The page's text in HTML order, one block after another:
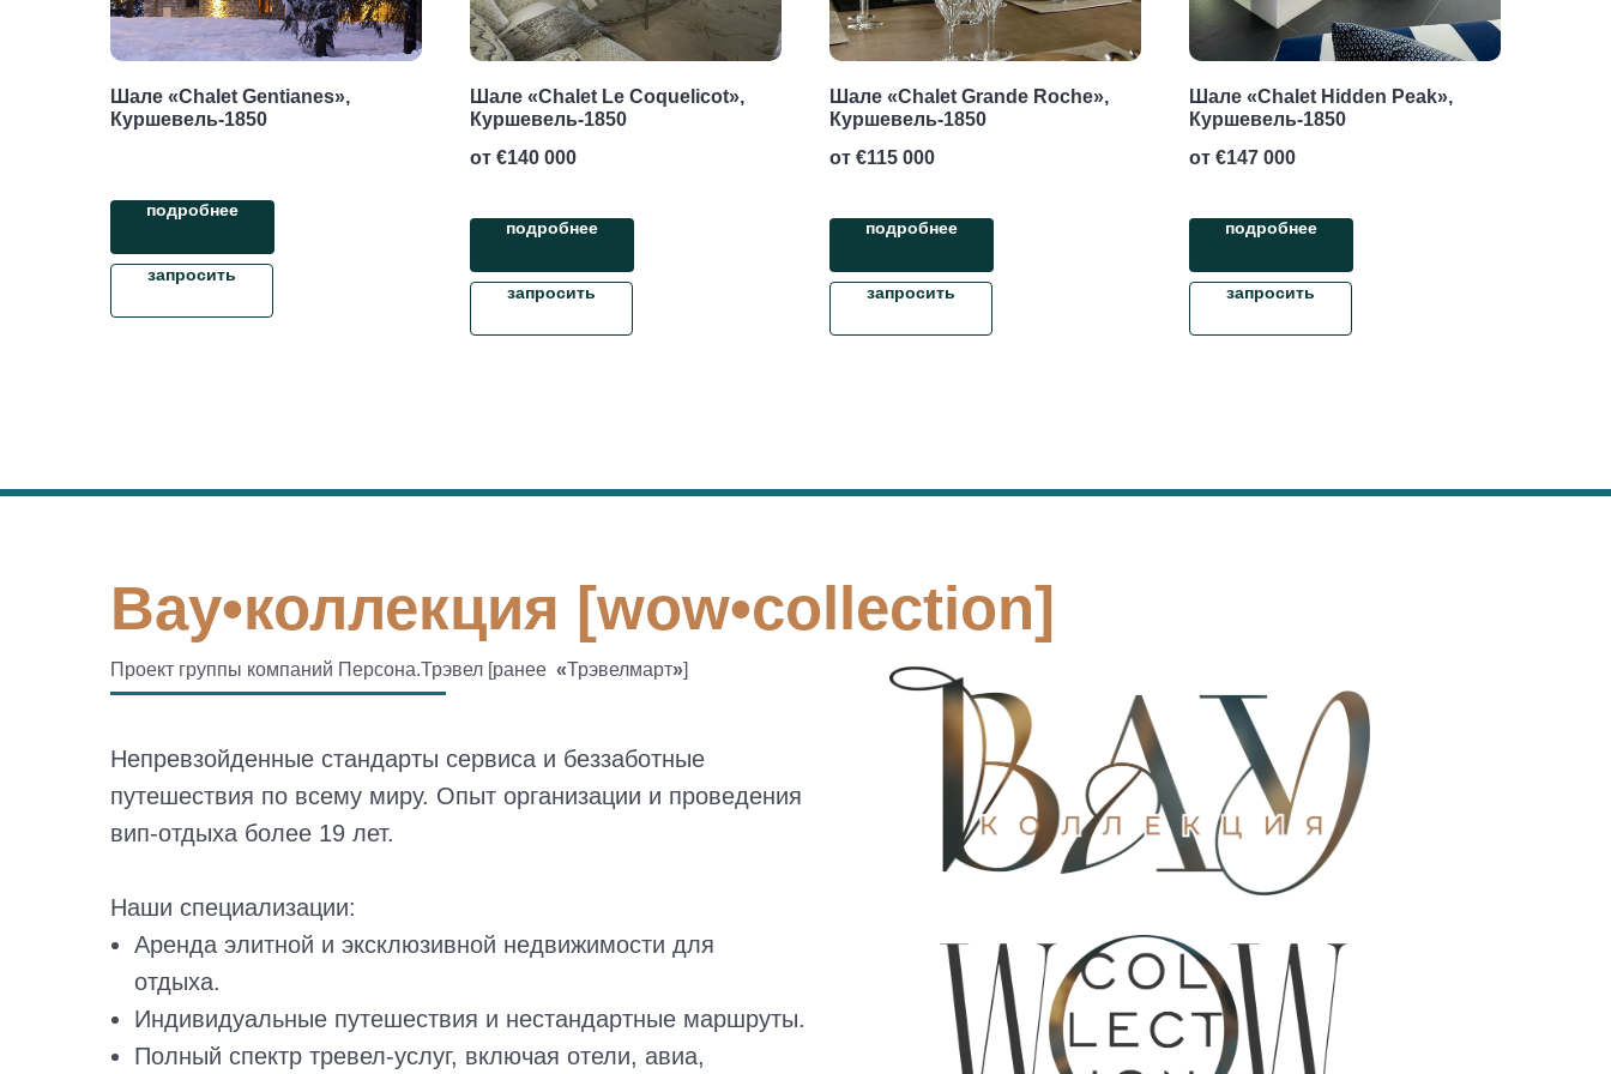
Шале «Chalet Gentianes»,
Куршевель-1850
подробнее
запросить
Шале «Chalet Le Coquelicot»,
Куршевель-1850
от €140 000
подробнее
запросить
Шале «Chalet Grande Roche»,
Куршевель-1850
от €115 000
подробнее
запросить
Шале «Chalet Hidden Peak»,
Куршевель-1850
от €147 000
подробнее
запросить
Вау•коллекция [wow•collection]
Проект группы компаний Персона.Трэвел [ранее «Трэвелмарт»]
Непревзойденные стандарты сервиса и беззаботные
путешествия по всему миру. Опыт организации и проведения
вип-отдыха более 19 лет.
Наши специализации:
Аренда элитной и эксклюзивной недвижимости для
отдыха.
Индивидуальные путешествия и нестандартные маршруты.
Полный спектр тревел-услуг, включая отели, авиа,